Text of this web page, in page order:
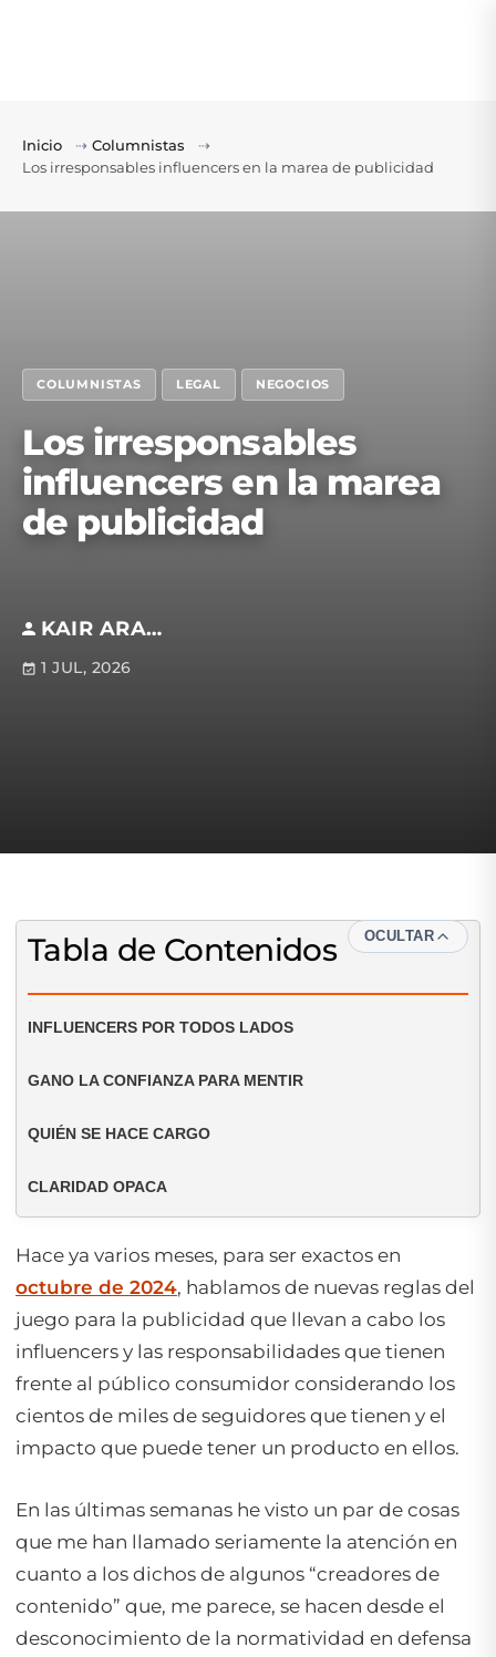
Inicio ⇢ Columnistas
⇢
Los irresponsables influencers en la marea de publicidad
COLUMNISTAS LEGAL NEGOCIOS
Los irresponsables
influencers en la marea
de publicidad
KAIR ARAFAT VELA MEZA
1 JUL, 2026
Tabla de Contenidos OCULTAR
INFLUENCERS POR TODOS LADOS
GANO LA CONFIANZA PARA MENTIR
QUIÉN SE HACE CARGO
CLARIDAD OPACA
Hace ya varios meses, para ser exactos en
octubre de 2024, hablamos de nuevas reglas del
juego para la publicidad que llevan a cabo los
influencers y las responsabilidades que tienen
frente al público consumidor considerando los
cientos de miles de seguidores que tienen y el
impacto que puede tener un producto en ellos.
En las últimas semanas he visto un par de cosas
que me han llamado seriamente la atención en
cuanto a los dichos de algunos “creadores de
contenido” que, me parece, se hacen desde el
desconocimiento de la normatividad en defensa